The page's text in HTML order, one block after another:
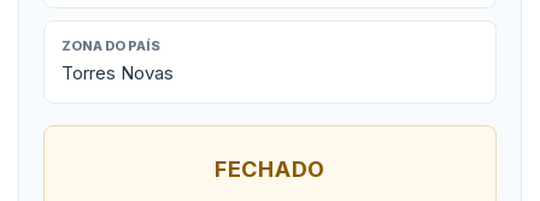
ZONA DO PAÍS
Torres Novas
FECHADO